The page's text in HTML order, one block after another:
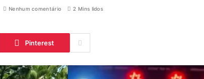
Nenhum comentário 2 Mins lidos
Pinterest